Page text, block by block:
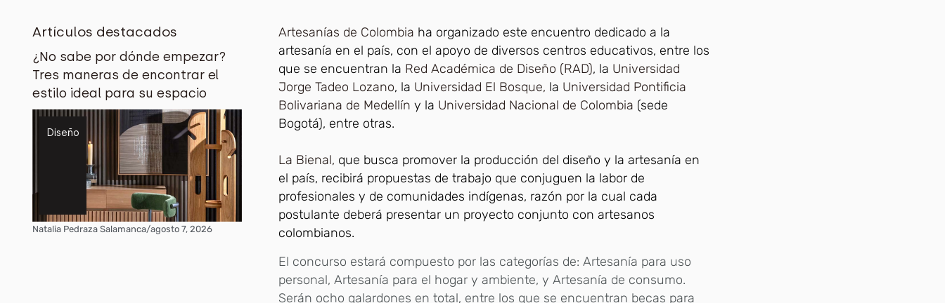
Artículos destacados
¿No sabe por dónde empezar?
Tres maneras de encontrar el
estilo ideal para su espacio
Diseño
Natalia Pedraza Salamanca/agosto 7, 2026
Artesanías de Colombia ha organizado este encuentro dedicado a la
artesanía en el país, con el apoyo de diversos centros educativos, entre los
que se encuentran la Red Académica de Diseño (RAD), la Universidad
Jorge Tadeo Lozano, la Universidad El Bosque, la Universidad Pontificia
Bolivariana de Medellín y la Universidad Nacional de Colombia (sede
Bogotá), entre otras.
La Bienal, que busca promover la producción del diseño y la artesanía en
el país, recibirá propuestas de trabajo que conjuguen la labor de
profesionales y de comunidades indígenas, razón por la cual cada
postulante deberá presentar un proyecto conjunto con artesanos
colombianos.
El concurso estará compuesto por las categorías de: Artesanía para uso
personal, Artesanía para el hogar y ambiente, y Artesanía de consumo.
Serán ocho galardones en total, entre los que se encuentran becas para